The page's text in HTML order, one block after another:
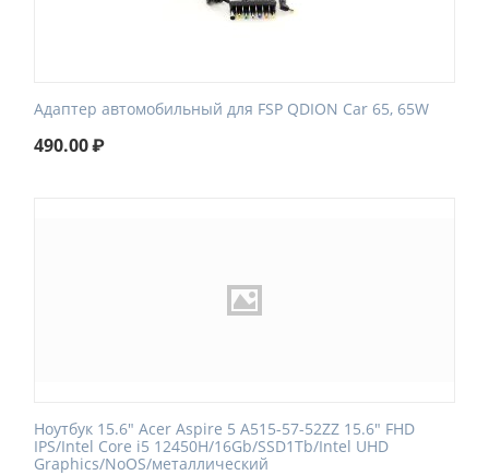
Адаптер автомобильный для FSP QDION Car 65, 65W
490.00₽
Ноутбук 15.6" Acer Aspire 5 A515-57-52ZZ 15.6" FHD
IPS/Intel Core i5 12450H/16Gb/SSD1Tb/Intel UHD
Graphics/NoOS/металлический